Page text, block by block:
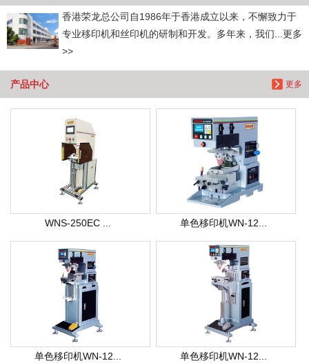
香港荣龙总公司自1986年于香港成立以来，不懈致力于
专业移印机和丝印机的研制和开发。多年来，我们...更多
>>
更多
产品中心
WNS-250EC ... 单色移印机WN-12...
单色移印机WN-12... 单色移印机WN-12...